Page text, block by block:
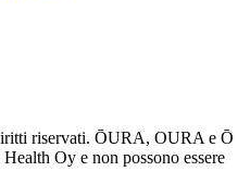
riservati. ŌURA, OURA e Ō
Oy e non possono essere